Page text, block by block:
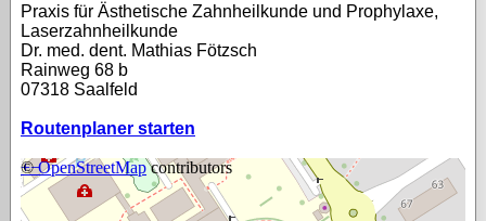
Praxis für Ästhetische Zahnheilkunde und Prophylaxe,
Laserzahnheilkunde
Dr. med. dent. Mathias Fötzsch
Rainweg 68 b
07318 Saalfeld
Routenplaner starten